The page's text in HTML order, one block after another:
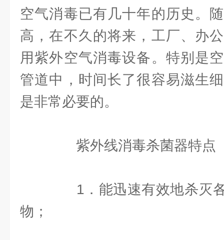
空气消毒已有几十年的历史。
高，在不久的将来，工厂、办
用紫外空气消毒设备。特别是
管道中，时间长了很容易滋生
是非常必要的。
紫外线消毒杀菌器特点
1．能迅速有效地杀灭各
物；